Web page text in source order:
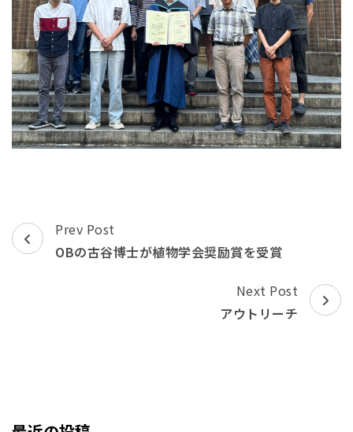
Post
Navigation
Prev Post
OBの古谷博士が植物学会奨励賞を受賞
Next Post
アウトリーチ